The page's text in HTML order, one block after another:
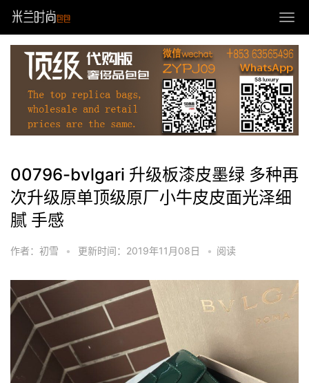
00796-bvlgari 升级板漆皮墨绿 多种再
次升级原单顶级原厂小牛皮皮面光泽细
腻 手感
作者：初雪 • 更新时间：2019年11月08日 • 阅读